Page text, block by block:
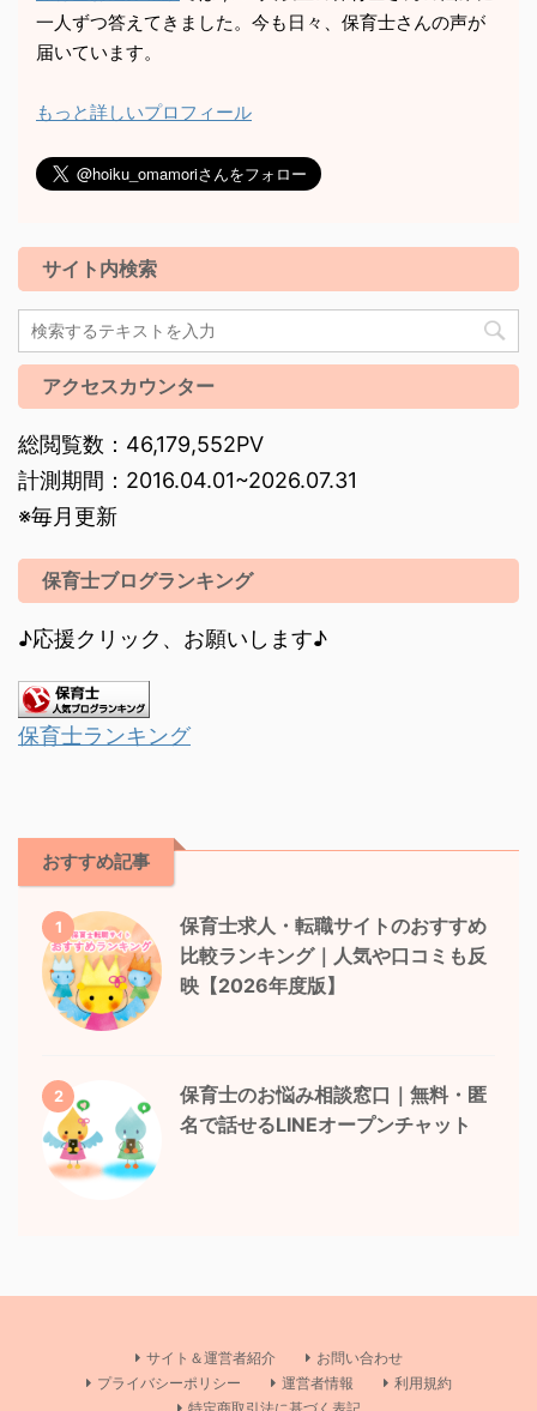
一人ずつ答えてきました。今も日々、保育士さんの声が
届いています。
もっと詳しいプロフィール
サイト内検索
アクセスカウンター
総閲覧数：46,179,552PV
計測期間：2016.04.01~2026.07.31
※毎月更新
保育士ブログランキング
♪応援クリック、お願いします♪
保育士ランキング
おすすめ記事
1
保育士求人・転職サイトのおすすめ
比較ランキング｜人気や口コミも反
映【2026年度版】
2
保育士のお悩み相談窓口｜無料・匿
名で話せるLINEオープンチャット
サイト＆運営者紹介
お問い合わせ
プライバシーポリシー
運営者情報
利用規約